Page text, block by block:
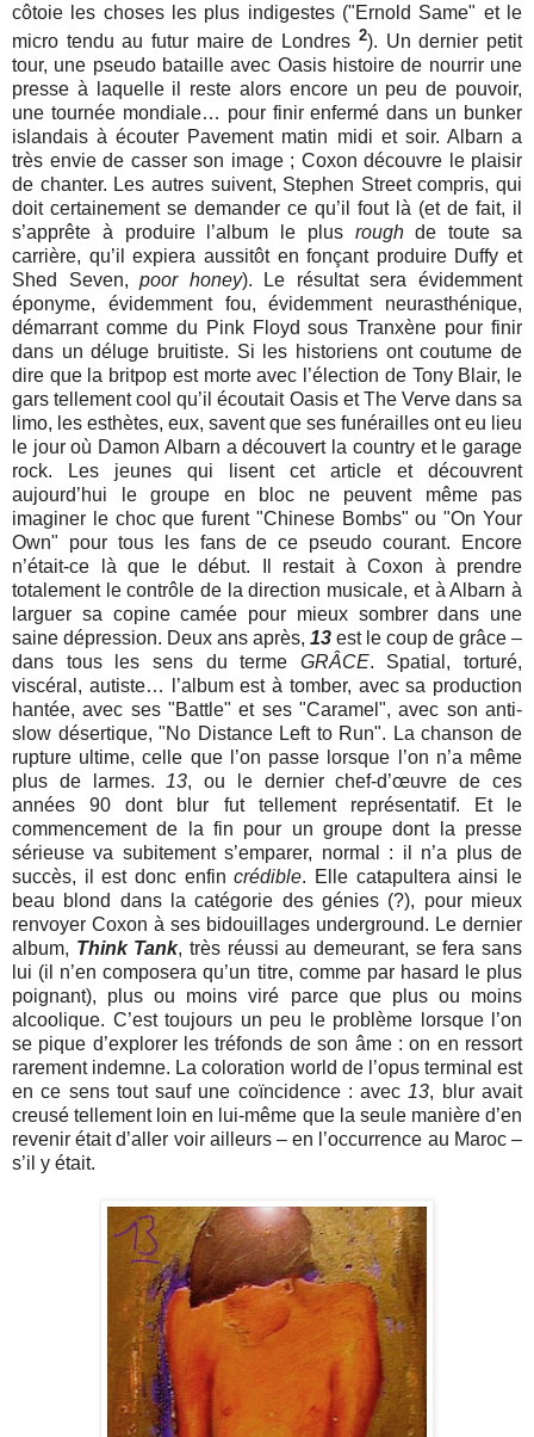
côtoie les choses les plus indigestes ("Ernold Same" et le
micro tendu au futur maire de Londres 2). Un dernier petit
tour, une pseudo bataille avec Oasis histoire de nourrir une
presse à laquelle il reste alors encore un peu de pouvoir,
une tournée mondiale… pour finir enfermé dans un bunker
islandais à écouter Pavement matin midi et soir. Albarn a
très envie de casser son image ; Coxon découvre le plaisir
de chanter. Les autres suivent, Stephen Street compris, qui
doit certainement se demander ce qu’il fout là (et de fait, il
s’apprête à produire l’album le plus roughde toute sa
carrière, qu’il expiera aussitôt en fonçant produire Duffy et
Shed Seven,poor honey). Le résultat sera évidemment
éponyme, évidemment fou, évidemment neurasthénique,
démarrant comme du Pink Floyd sous Tranxène pour finir
dans un déluge bruitiste. Si les historiens ont coutume de
dire que la britpop est morte avec l’élection de Tony Blair, le
gars tellement cool qu’il écoutait Oasis et The Verve dans sa
limo, les esthètes, eux, savent que ses funérailles ont eu lieu
le jour où Damon Albarn a découvert la country et le garage
rock. Les jeunes qui lisent cet article et découvrent
aujourd’hui le groupe en bloc ne peuvent même pas
imaginer le choc que furent "Chinese Bombs" ou "On Your
Own"
pour tous les fans de ce pseudo courant. Encore
n’était-ce là que le début. Il restait à Coxon à prendre
totalement le contrôle de la direction musicale, et à Albarn à
larguer sa copine camée pour mieux sombrer dans une
saine dépression. Deux ans après, 13 est le coup de grâce –
dans tous les sens du terme GRÂCE. Spatial, torturé,
viscéral, autiste… l’album est à tomber, avec sa production
hantée, avec ses "Battle" et ses "Caramel", avec son anti-
slow désertique, "No Distance Left to Run". La chanson de
rupture ultime, celle que l’on passe lorsque l’on n’a même
plus de larmes. 13, ou le dernier chef-d’œuvre de ces
années 90 dont blur fut tellement représentatif. Et le
commencement de la fin pour un groupe dont la presse
sérieuse va subitement s’emparer, normal : il n’a plus de
succès, il est donc enfincrédible. Elle catapultera ainsi le
beau blond dans la catégorie des génies (?), pour mieux
renvoyer Coxon à ses bidouillages underground. Le dernier
album, Think Tank, très réussi au demeurant, se fera sans
lui (il n’en composera qu’un titre, comme par hasard le plus
poignant), plus ou moins viré parce que plus ou moins
alcoolique. C’est toujours un peu le problème lorsque l’on
se pique d’explorer les tréfonds de son âme : on en ressort
rarement indemne. La coloration world de l’opus terminal est
en ce sens tout sauf une coïncidence : avec 13, blur avait
creusé tellement loin en lui-même que la seule manière d’en
revenir était d’aller voir ailleurs – en l’occurrence au Maroc –
s’il y était.